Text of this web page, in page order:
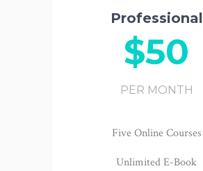
Professional
$50
PER MONTH
Five Online Courses
Unlimited E-Book